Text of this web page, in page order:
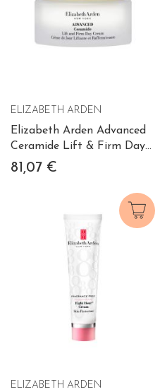
ELIZABETH ARDEN
Elizabeth Arden Advanced
Ceramide Lift & Firm Day
Cream 50ml
81,07 €
ELIZABETH ARDEN